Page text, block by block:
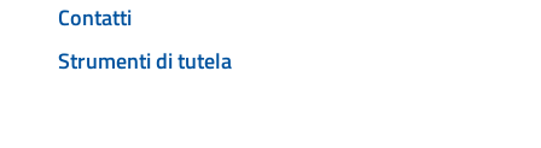
Contatti
Strumenti di tutela